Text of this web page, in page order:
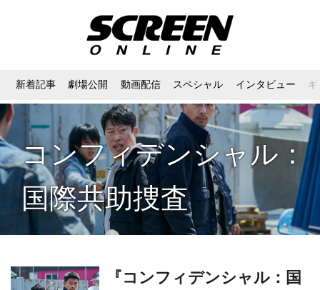
新着記事 劇場公開 動画配信 スペシャル インタビュー
コンフィデンシャル：
国際共助捜査
『コンフィデンシャル：国